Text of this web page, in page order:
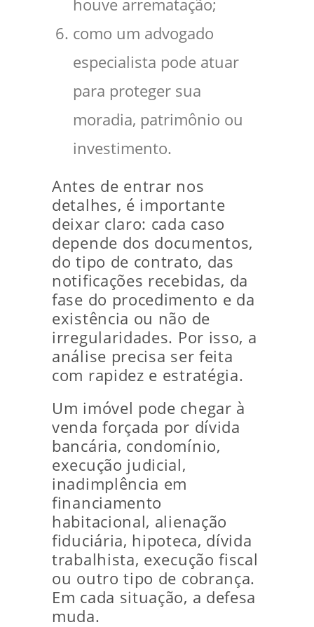
houve arrematação;
como um advogado
especialista pode atuar
para proteger sua
moradia, patrimônio ou
investimento.
Antes de entrar nos
detalhes, é importante
deixar claro: cada caso
depende dos documentos,
do tipo de contrato, das
notificações recebidas, da
fase do procedimento e da
existência ou não de
irregularidades. Por isso, a
análise precisa ser feita
com rapidez e estratégia.
Um imóvel pode chegar à
venda forçada por dívida
bancária, condomínio,
execução judicial,
inadimplência em
financiamento
habitacional, alienação
fiduciária, hipoteca, dívida
trabalhista, execução fiscal
ou outro tipo de cobrança.
Em cada situação, a defesa
muda.